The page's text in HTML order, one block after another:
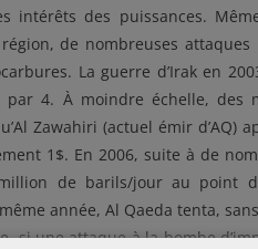
intérêts des puissances.
de nombreuses attaques
La guerre d’Irak en
4. À moindre échelle, des
Zawahiri (actuel émir d’AQ)
1$. En 2006, suite à de
de barils/jour au point
année, Al Qaeda tenta,
si une attaque à la bombe